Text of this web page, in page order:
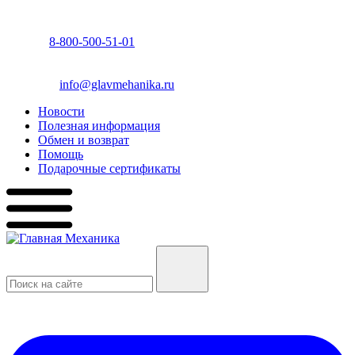
8-800-500-51-01
info@glavmehanika.ru
Новости
Полезная информация
Обмен и возврат
Помощь
Подарочные сертификаты